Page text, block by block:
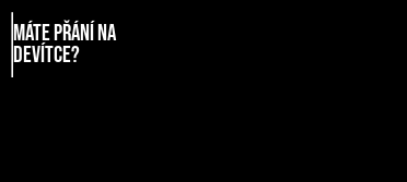
Máte přání na
Devítce?